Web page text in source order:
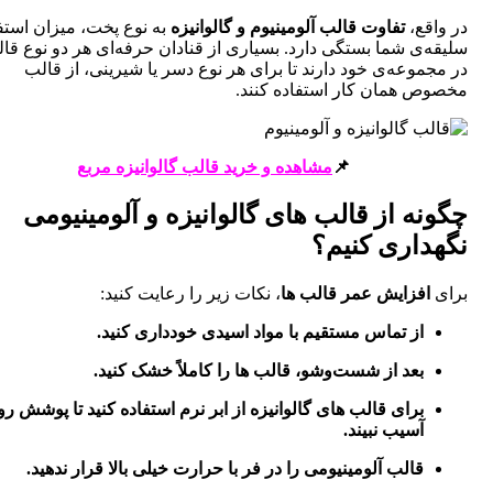
تفاوت قالب آلومینیوم و گالوانیزهبه نوع پخت، میزان استفاده و
شما بستگی دارد. بسیاری از قنادان حرفه‌ای هر دو نوع قالب را
خود دارند تا برای هر نوع دسر یا شیرینی، از قالب
همان کار استفاده کنند.
مشاهده و خرید قالب گالوانیزه مربع
از قالب های گالوانیزه و آلومینیومی
کنیم؟
افزایش عمر قالب ها ، نکات زیر را رعایت کنید:
از تماس مستقیم با مواد اسیدی خودداری کنید.
بعد از شست‌وشو، قالب ها را کاملاً خشک کنید.
برای قالب های گالوانیزه از ابر نرم استفاده کنید تا پوشش روی
آسیب نبیند.
قالب آلومینیومی را در فر با حرارت خیلی بالا قرار ندهید.